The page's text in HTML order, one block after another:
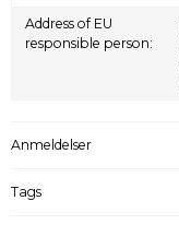
Address of EU
responsible person:
Anmeldelser
Tags